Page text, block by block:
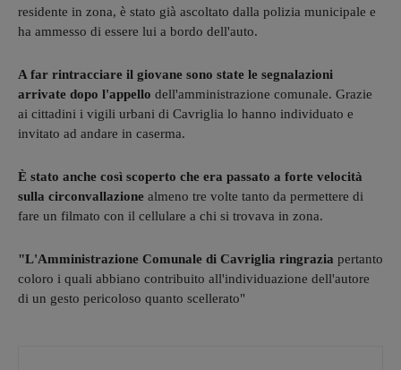
residente in zona, è stato già ascoltato dalla polizia municipale e
ha ammesso di essere lui a bordo dell'auto.
A far rintracciare il giovane sono state le segnalazioni
arrivate dopo l'appello dell'amministrazione comunale. Grazie
ai cittadini i vigili urbani di Cavriglia lo hanno individuato e
invitato ad andare in caserma.
È stato anche così scoperto che era passato a forte velocità
sulla circonvallazione almeno tre volte tanto da permettere di
fare un filmato con il cellulare a chi si trovava in zona.
"L'Amministrazione Comunale di Cavriglia ringrazia pertanto
coloro i quali abbiano contribuito all'individuazione dell'autore
di un gesto pericoloso quanto scellerato"